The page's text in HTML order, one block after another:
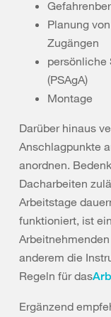
Planung
Zugängen
persönliche
(PSAgA)
Montage
Darüber hinaus
Anschlagpunkte
anordnen.
Dacharbeiten
Arbeitstage
funktioniert, ist
anderem die
Regeln für das
Ergänzend